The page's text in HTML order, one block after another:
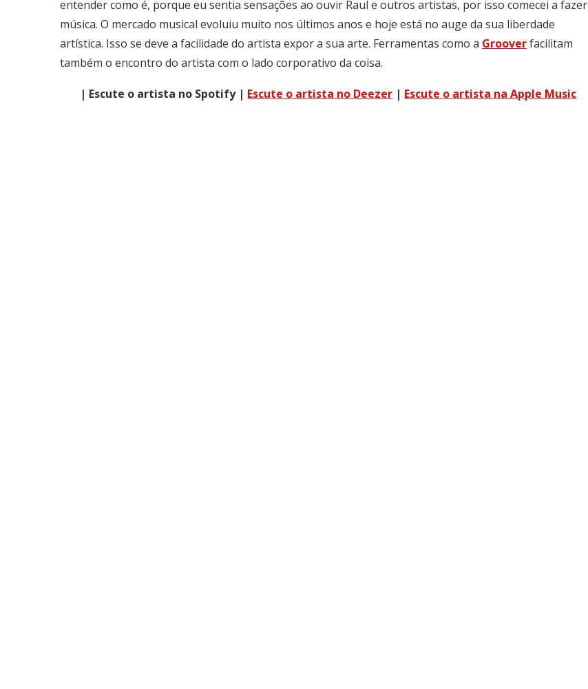
entender como é, porque eu sentia sensações ao ouvir Raul e outros artistas, por isso comecei a fazer
música. O mercado musical evoluiu muito nos últimos anos e hoje está no auge da sua liberdade
artística. Isso se deve a facilidade do artista expor a sua arte. Ferramentas como a Grooverfacilitam
também o encontro do artista com o lado corporativo da coisa.
| Escute o artista no Spotify | Escute o artista no Deezer | Escute o artista na Apple Music